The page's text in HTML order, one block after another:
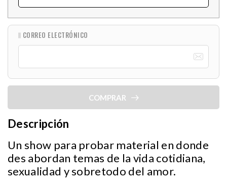
CORREO ELECTRÓNICO
COMPRAR
Descripción
Un show para probar material en donde
des abordan temas de la vida cotidiana,
sexualidad y sobretodo del amor.